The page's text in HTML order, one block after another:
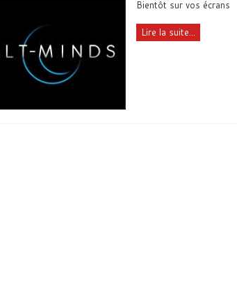
Bientôt sur vos écrans
Lire la suite...